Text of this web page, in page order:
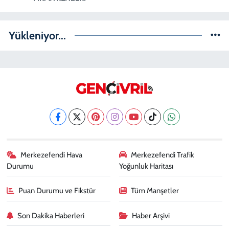
Yükleniyor...
Merkezefendi Hava
Durumu
Merkezefendi Trafik
Yoğunluk Haritası
Puan Durumu ve Fikstür Tüm Manşetler
Son Dakika Haberleri Haber Arşivi